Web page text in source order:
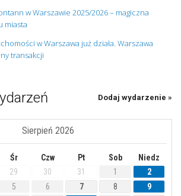
w Warszawie 2025/2026 – magiczna
miasta
w Warszawa już działa. Warszawa
transakcji
Dodaj wydarzenie »
Sierpień 2026
Śr Czw Pt Sob
Niedz
29 30 31 1
2
5 6 7 8
9